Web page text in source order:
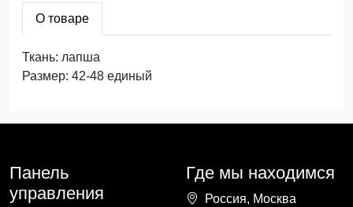
О товаре
Ткань: лапша
Размер: 42-48 единый
Панель
управления
Где мы находимся
Россия, Москва